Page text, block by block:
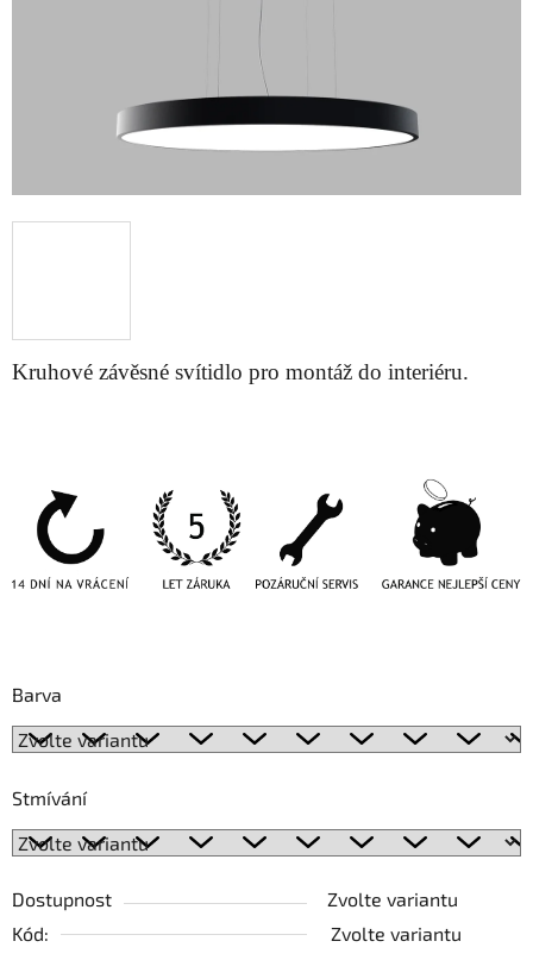
Kruhové závěsné svítidlo pro montáž do interiéru.
Barva
Stmívání
Dostupnost
Zvolte variantu
Kód:
Zvolte variantu